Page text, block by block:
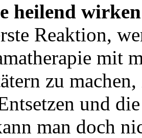
heilend
Reaktion,
mit
zu
und
man doch